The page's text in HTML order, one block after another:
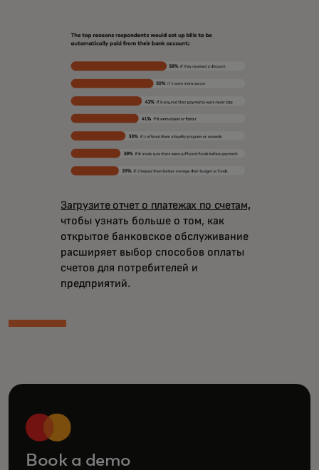
Загрузите отчет о платежах по счетам,
чтобы узнать больше о том, как
открытое банковское обслуживание
расширяет выбор способов оплаты
счетов для потребителей и
предприятий.
Book a demo